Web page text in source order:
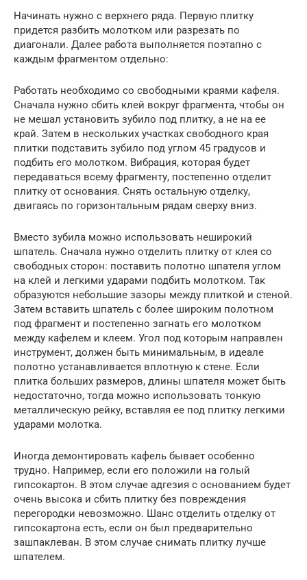
Начинать нужно с верхнего ряда. Первую плитку
придется разбить молотком или разрезать по
диагонали. Далее работа выполняется поэтапно с
каждым фрагментом отдельно:
Работать необходимо со свободными краями кафеля.
Сначала нужно сбить клей вокруг фрагмента, чтобы он
не мешал установить зубило под плитку, а не на ее
край. Затем в нескольких участках свободного края
плитки подставить зубило под углом 45 градусов и
подбить его молотком. Вибрация, которая будет
передаваться всему фрагменту, постепенно отделит
плитку от основания. Снять остальную отделку,
двигаясь по горизонтальным рядам сверху вниз.
Вместо зубила можно использовать неширокий
шпатель. Сначала нужно отделить плитку от клея со
свободных сторон: поставить полотно шпателя углом
на клей и легкими ударами подбить молотком. Так
образуются небольшие зазоры между плиткой и стеной.
Затем вставить шпатель с более широким полотном
под фрагмент и постепенно загнать его молотком
между кафелем и клеем. Угол под которым направлен
инструмент, должен быть минимальным, в идеале
полотно устанавливается вплотную к стене. Если
плитка больших размеров, длины шпателя может быть
недостаточно, тогда можно использовать тонкую
металлическую рейку, вставляя ее под плитку легкими
ударами молотка.
Иногда демонтировать кафель бывает особенно
трудно. Например, если его положили на голый
гипсокартон. В этом случае адгезия с основанием будет
очень высока и сбить плитку без повреждения
перегородки невозможно. Шанс отделить отделку от
гипсокартона есть, если он был предварительно
зашпаклеван. В этом случае снимать плитку лучше
шпателем.